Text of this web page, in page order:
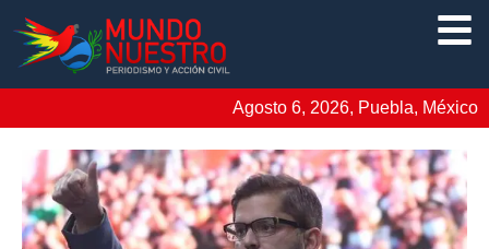
Agosto 6, 2026, Puebla, México